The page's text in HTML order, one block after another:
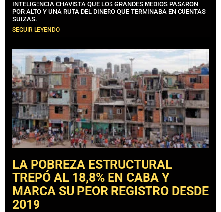
INTELIGENCIA CHAVISTA QUE LOS GRANDES MEDIOS PASARON
POR ALTO Y UNA RUTA DEL DINERO QUE TERMINABA EN CUENTAS
SUIZAS.
SEGUIR LEYENDO
LA POBREZA ESTRUCTURAL
TREPÓ AL 18,8% EN CABA Y
MARCA SU PEOR REGISTRO DESDE
2019